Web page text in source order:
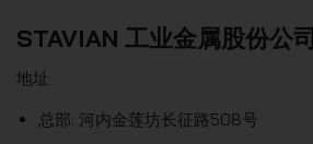
STAVIAN 工业金属股份公司
地址
总部: 河内金莲坊长征路508号